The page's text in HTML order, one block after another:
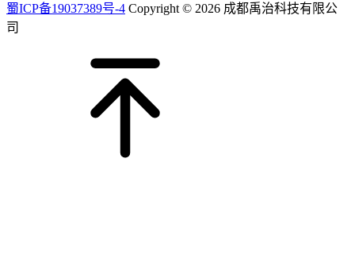
蜀ICP备19037389号-4 Copyright © 2026 成都禹治科技有限公
司